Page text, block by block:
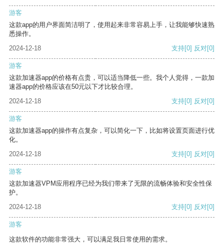
游客
这款app的用户界面简洁明了，使用起来非常容易上手，让我能够快速熟
悉操作。
2024-12-18
支持[0] 反对[0]
游客
这款加速器app的价格有点贵，可以适当降低一些。我个人觉得，一款加
速器app的价格应该在50元以下才比较合理。
2024-12-18
支持[0] 反对[0]
游客
这款加速器app的操作有点复杂，可以简化一下，比如将设置页面进行优
化。
2024-12-18
支持[0] 反对[0]
游客
这款加速器VPM应用程序已经为我们带来了无限的流畅体验和安全性保
护。
2024-12-18
支持[0] 反对[0]
游客
这款软件的功能非常强大，可以满足我日常使用的需求。